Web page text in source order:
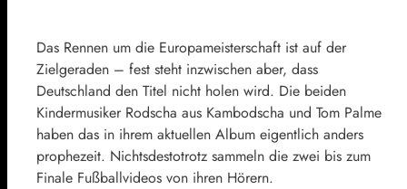
Das Rennen um die Europameisterschaft ist auf der
Zielgeraden – fest steht inzwischen aber, dass
Deutschland den Titel nicht holen wird. Die beiden
Kindermusiker Rodscha aus Kambodscha und Tom Palme
haben das in ihrem aktuellen Album eigentlich anders
prophezeit. Nichtsdestotrotz sammeln die zwei bis zum
Finale Fußballvideos von ihren Hörern.